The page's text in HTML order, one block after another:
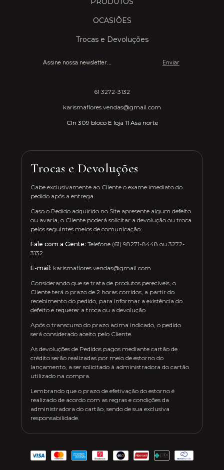
OCASIÕES
Trocas e Devoluções
61 3272-3132
karismaflores.vendas@gmail.com
Cln 309 bloco E loja 11 Asa norte
Trocas e Devoluções
Cabe exclusivamente ao Cliente o exame imediato do
pedido após a entrega.
Caso o Pedido adquirido no Site apresente algum defeito
ou avaria, o Cliente poderá solicitar a devolução ou troca
pelos seguintes meios de comunicação:
Fale com a Gente: Telefone (61) 98271-8448 ou 3272-
3132
E-mail: karismaflores.vendas@gmail.com
Considerando que se trata de produtos perecíveis, o
Cliente terá o prazo de 2 horas corridos, a partir do
recebimento do pedido, para informar a existência do
defeito e requerer a troca ou a devolução.
Após o transcurso do prazo acima indicado, o pedido
será considerado aceito pelo Cliente.
As devoluções de Pedidos pagos mediante cartão de
crédito serão realizadas por meio de estorno do
lançamento, a ser solicitado à administradora do cartão
utilizado na compra.
Lembrando que o prazo de efetivação do estorno é
realizado de acordo com as regras e condições da
administradora do cartão, sendo de sua exclusiva
responsabilidade.